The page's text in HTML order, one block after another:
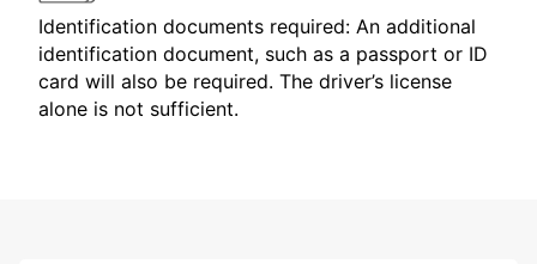
Identification documents required: An additional
identification document, such as a passport or ID
card will also be required. The driver’s license
alone is not sufficient.